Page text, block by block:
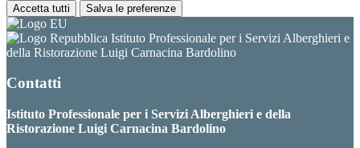
Accetta tutti Salva le preferenze
Istituto Professionale per i Servizi Alberghieri e
della Ristorazione Luigi Carnacina Bardolino
Contatti
Istituto Professionale per i Servizi Alberghieri e della
Ristorazione Luigi Carnacina Bardolino